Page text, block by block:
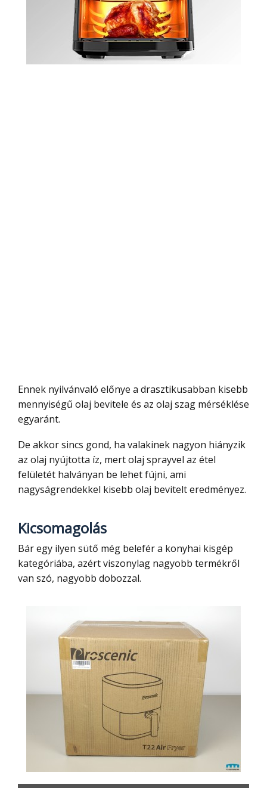
Ennek nyilvánvaló előnye a drasztikusabban kisebb
mennyiségű olaj bevitele és az olaj szag mérséklése
egyaránt.
De akkor sincs gond, ha valakinek nagyon hiányzik
az olaj nyújtotta íz, mert olaj sprayvel az étel
felületét halványan be lehet fújni, ami
nagyságrendekkel kisebb olaj bevitelt eredményez.
Kicsomagolás
Bár egy ilyen sütő még belefér a konyhai kisgép
kategóriába, azért viszonylag nagyobb termékről
van szó, nagyobb dobozzal.